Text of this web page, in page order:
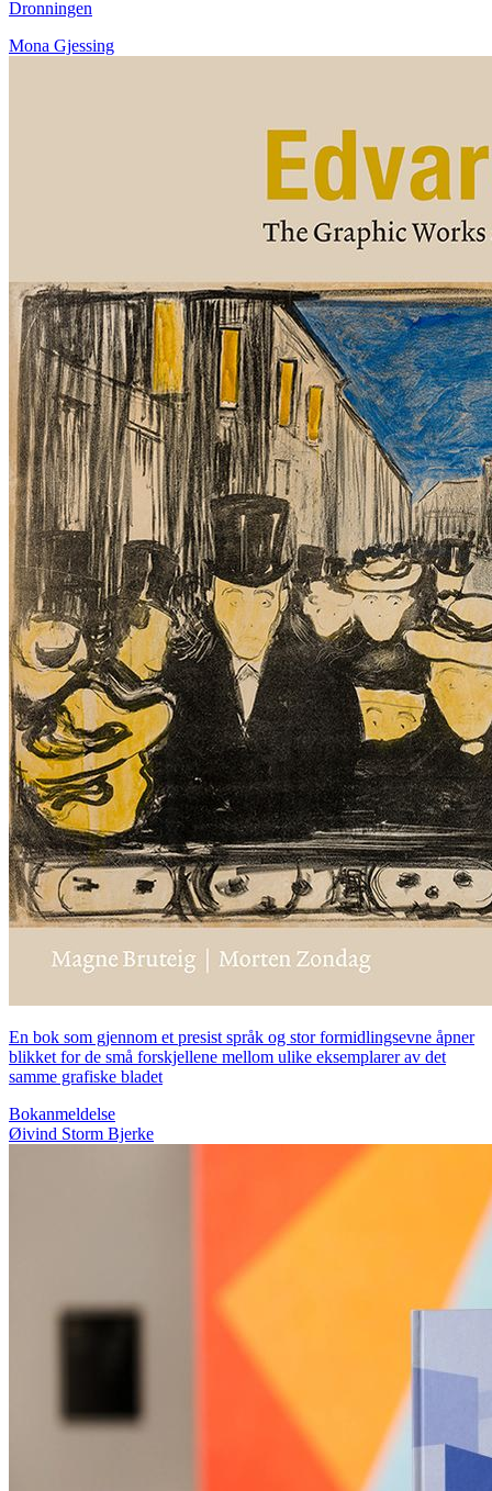
Dronningen
Mona Gjessing
En bok som gjennom et presist språk og stor formidlingsevne åpner
blikket for de små forskjellene mellom ulike eksemplarer av det
samme grafiske bladet
Bokanmeldelse
Øivind Storm Bjerke